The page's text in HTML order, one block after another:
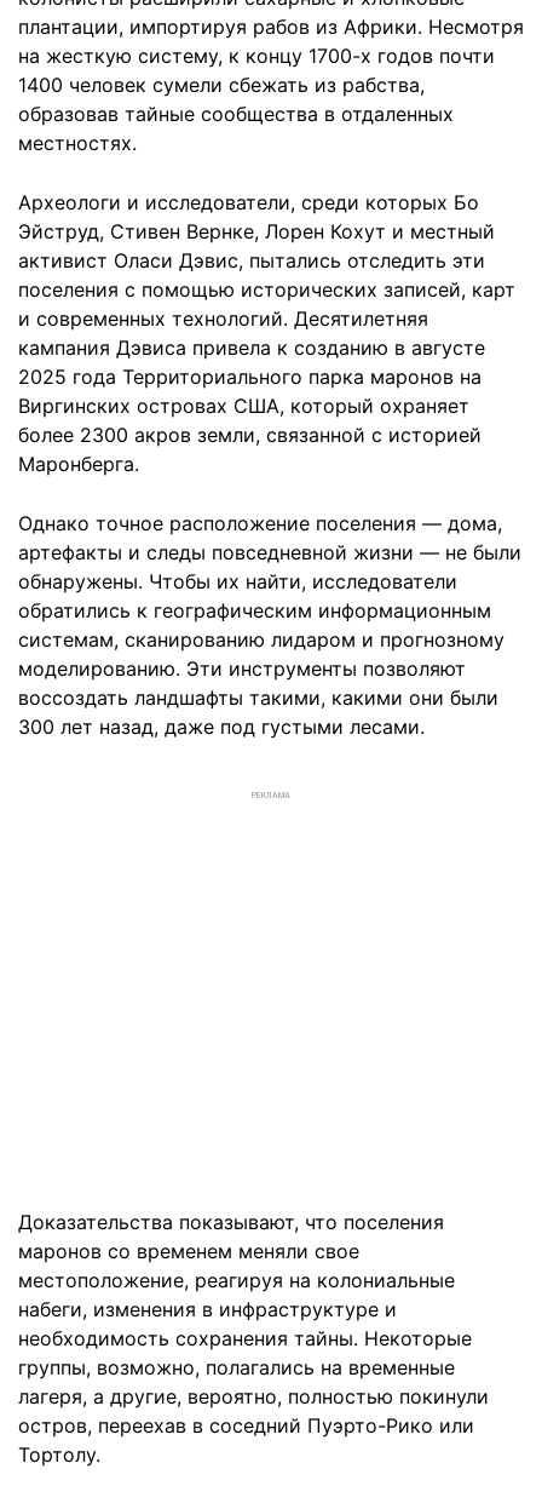
плантации, импортируя рабов из Африки. Несмотря
на жесткую систему, к концу 1700-х годов почти
1400 человек сумели сбежать из рабства,
образовав тайные сообщества в отдаленных
местностях.
Археологи и исследователи, среди которых Бо
Эйструд, Стивен Вернке, Лорен Кохут и местный
активист Оласи Дэвис, пытались отследить эти
поселения с помощью исторических записей, карт
и современных технологий. Десятилетняя
кампания Дэвиса привела к созданию в августе
2025 года Территориального парка маронов на
Виргинских островах США, который охраняет
более 2300 акров земли, связанной с историей
Маронберга.
Однако точное расположение поселения — дома,
артефакты и следы повседневной жизни — не были
обнаружены. Чтобы их найти, исследователи
обратились к географическим информационным
системам, сканированию лидаром и прогнозному
моделированию. Эти инструменты позволяют
воссоздать ландшафты такими, какими они были
300 лет назад, даже под густыми лесами.
РЕКЛАМА
Доказательства показывают, что поселения
маронов со временем меняли свое
местоположение, реагируя на колониальные
набеги, изменения в инфраструктуре и
необходимость сохранения тайны. Некоторые
группы, возможно, полагались на временные
лагеря, а другие, вероятно, полностью покинули
остров, переехав в соседний Пуэрто-Рико или
Тортолу.